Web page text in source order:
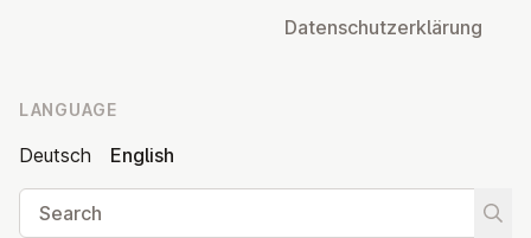
Datens­chutzerklärung
LANGUAGE
Deutsch
English
Search